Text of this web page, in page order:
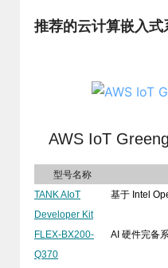
推荐的云计算嵌入式
AWS IoT
型号名称
TANK AIoT
Developer Kit
基于 Intel
FLEX-BX200-
Q370
AI 硬件完备